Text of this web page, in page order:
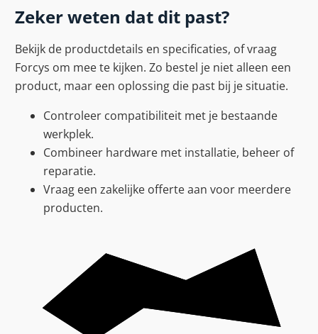
Zeker weten dat dit past?
Bekijk de productdetails en specificaties, of vraag
Forcys om mee te kijken. Zo bestel je niet alleen een
product, maar een oplossing die past bij je situatie.
Controleer compatibiliteit met je bestaande
werkplek.
Combineer hardware met installatie, beheer of
reparatie.
Vraag een zakelijke offerte aan voor meerdere
producten.